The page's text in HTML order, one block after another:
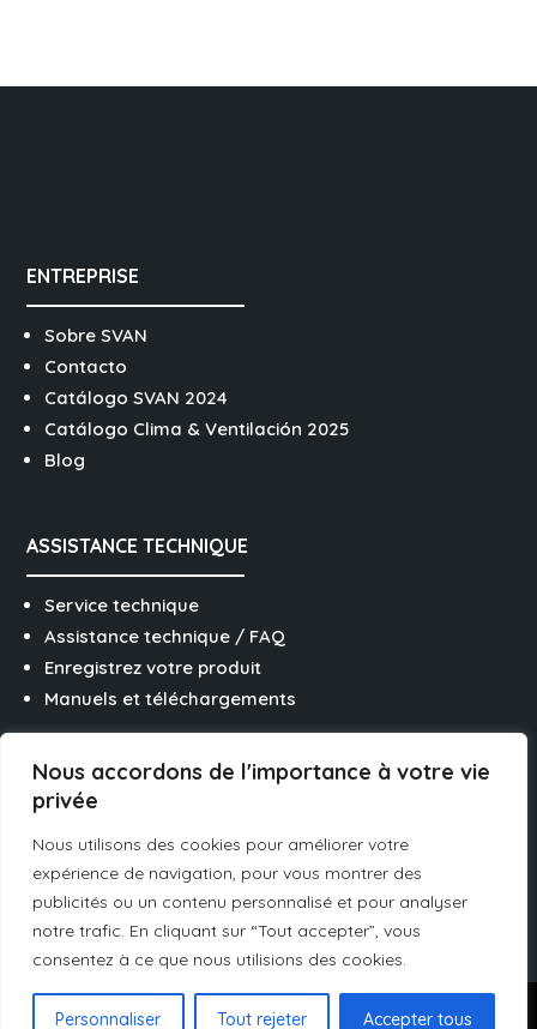
Nous accordons de l'importance à votre vie
privée
Nous utilisons des cookies pour améliorer votre
expérience de navigation, pour vous montrer des
publicités ou un contenu personnalisé et pour analyser
notre trafic. En cliquant sur “Tout accepter”, vous
consentez à ce que nous utilisions des cookies.
Personnaliser Tout rejeter Accepter tous
ENTREPRISE
Sobre SVAN
Contacto
Catálogo SVAN 2024
Catálogo Clima & Ventilación 2025
Blog
ASSISTANCE TECHNIQUE
Service technique
Assistance technique / FAQ
Enregistrez votre produit
Manuels et téléchargements
SUIVEZ-NOUS SUR LES RÉSEAUX
Juridique Vie privée ⋅ Cookies ⋅Canal de
Español